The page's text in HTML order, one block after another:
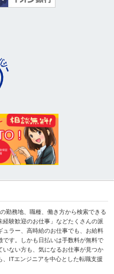
勤務地、職種、働き方から検索できる
験歓迎のお仕事」などたくさんの派
ラー、高時給のお仕事でも、お給料
す。しかも日払いは手数料が無料で
ない方も、気になるお仕事が見つか
ITエンジニアを中心とした転職支援